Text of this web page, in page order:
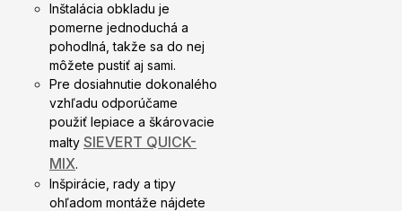
Inštalácia obkladu je
pomerne jednoduchá a
pohodlná, takže sa do nej
môžete pustiť aj sami.
Pre dosiahnutie dokonalého
vzhľadu odporúčame
použiť lepiace a škárovacie
malty SIEVERT QUICK-
MIX.
Inšpirácie, rady a tipy
ohľadom montáže nájdete